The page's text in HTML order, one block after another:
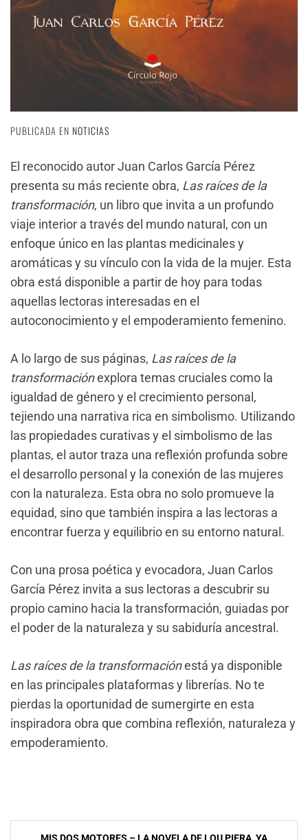
PUBLICADA EN NOTICIAS
El reconocido autor Juan Carlos García Pérez
presenta su más reciente obra, Las raíces de la
transformación, un libro que invita a un profundo
viaje interior a través del mundo natural, con un
enfoque único en las plantas medicinales y
aromáticas y su vínculo con la vida de la mujer. Esta
obra está disponible a partir de hoy para todas
aquellas lectoras interesadas en el
autoconocimiento y el empoderamiento femenino.
A lo largo de sus páginas, Las raíces de la
transformaciónexplora temas cruciales como la
igualdad de género y el crecimiento personal,
tejiendo una narrativa rica en simbolismo. Utilizando
las propiedades curativas y el simbolismo de las
plantas, el autor traza una reflexión profunda sobre
el desarrollo personal y la conexión de las mujeres
con la naturaleza. Esta obra no solo promueve la
equidad, sino que también inspira a las lectoras a
encontrar fuerza y equilibrio en su entorno natural.
Con una prosa poética y evocadora, Juan Carlos
García Pérez invita a sus lectoras a descubrir su
propio camino hacia la transformación, guiadas por
el poder de la naturaleza y su sabiduría ancestral.
Las raíces de la transformaciónestá ya disponible
en las principales plataformas y librerías. No te
pierdas la oportunidad de sumergirte en esta
inspiradora obra que combina reflexión, naturaleza y
empoderamiento.
Navegación
MIS DOS MOTORES – LA NOVELA DE LOU PIERA, YA